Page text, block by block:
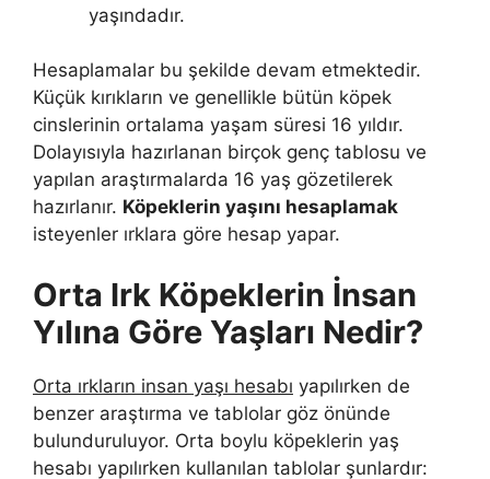
yaşındadır.
Hesaplamalar bu şekilde devam etmektedir.
Küçük kırıkların ve genellikle bütün köpek
cinslerinin ortalama yaşam süresi 16 yıldır.
Dolayısıyla hazırlanan birçok genç tablosu ve
yapılan araştırmalarda 16 yaş gözetilerek
hazırlanır. Köpeklerin yaşını hesaplamak
isteyenler ırklara göre hesap yapar.
Orta Irk Köpeklerin İnsan
Yılına Göre Yaşları Nedir?
Orta ırkların insan yaşı hesabı yapılırken de
benzer araştırma ve tablolar göz önünde
bulunduruluyor. Orta boylu köpeklerin yaş
hesabı yapılırken kullanılan tablolar şunlardır: